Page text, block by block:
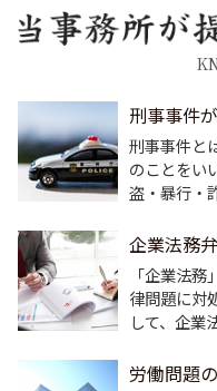
刑事事件
刑事事件と
のことをい
盗・暴行・
企業法務
「企業法
律問題に対
して、企
労働問題